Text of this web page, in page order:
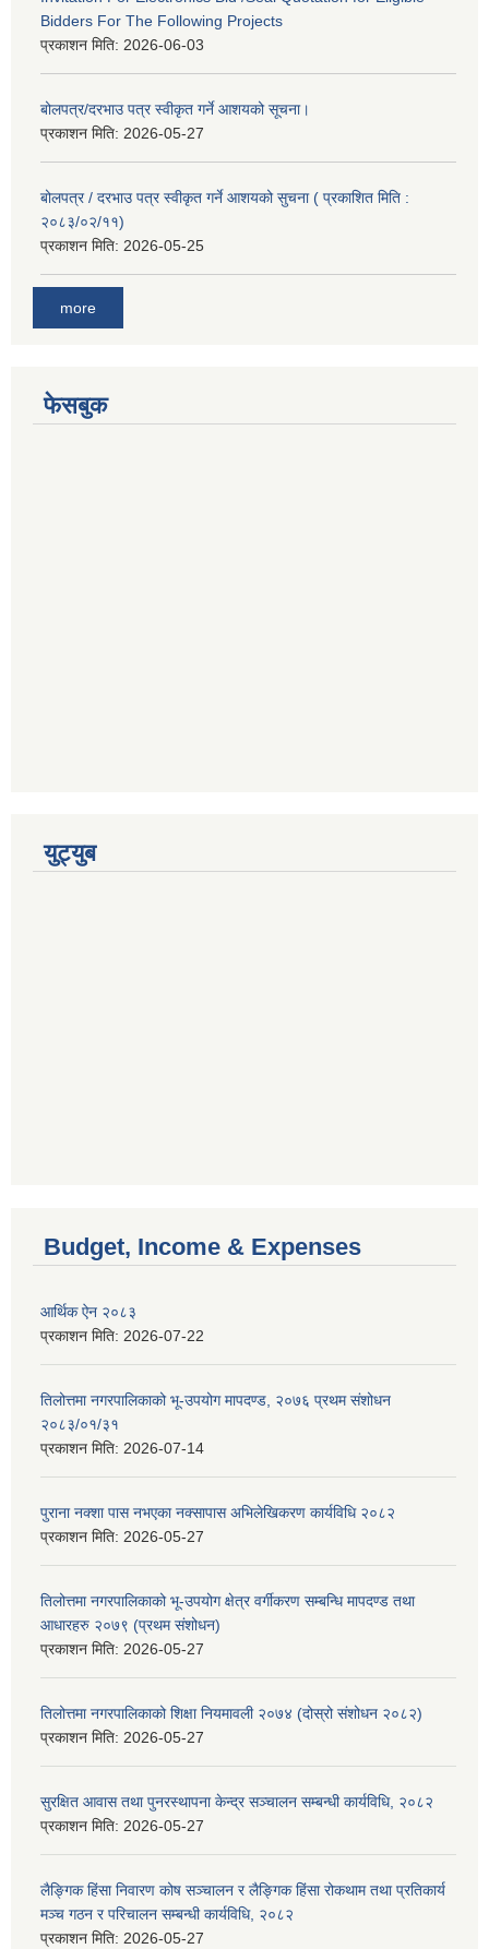
Bidders For The Following Projects
प्रकाशन मिति: 2026-06-03
बोलपत्र/दरभाउ पत्र स्वीकृत गर्ने आशयको सूचना।
प्रकाशन मिति: 2026-05-27
बोलपत्र / दरभाउ पत्र स्वीकृत गर्ने आशयको सुचना ( प्रकाशित मिति :
२०८३/०२/११)
प्रकाशन मिति: 2026-05-25
more
फेसबुक
युट्युब
Budget, Income & Expenses
आर्थिक ऐन २०८३
प्रकाशन मिति: 2026-07-22
तिलोत्तमा नगरपालिकाको भू-उपयोग मापदण्ड, २०७६ प्रथम संशोधन
२०८३/०१/३१
प्रकाशन मिति: 2026-07-14
पुराना नक्शा पास नभएका नक्सापास अभिलेखिकरण कार्यविधि २०८२
प्रकाशन मिति: 2026-05-27
तिलोत्तमा नगरपालिकाको भू-उपयोग क्षेत्र वर्गीकरण सम्बन्धि मापदण्ड तथा
आधारहरु २०७९ (प्रथम संशोधन)
प्रकाशन मिति: 2026-05-27
तिलोत्तमा नगरपालिकाको शिक्षा नियमावली २०७४ (दोस्रो संशोधन २०८२)
प्रकाशन मिति: 2026-05-27
सुरक्षित आवास तथा पुनरस्थापना केन्द्र सञ्चालन सम्बन्धी कार्यविधि, २०८२
प्रकाशन मिति: 2026-05-27
लैङ्गिक हिंसा निवारण कोष सञ्चालन र लैङ्गिक हिंसा रोकथाम तथा प्रतिकार्य
मञ्च गठन र परिचालन सम्बन्धी कार्यविधि, २०८२
प्रकाशन मिति: 2026-05-27